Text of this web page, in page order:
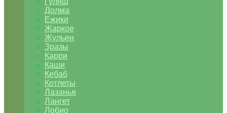
Долма
Ежики
Жаркое
Жульен
Зразы
Карри
Каши
Кебаб
Котлеты
Лазанья
Лангет
Лобио